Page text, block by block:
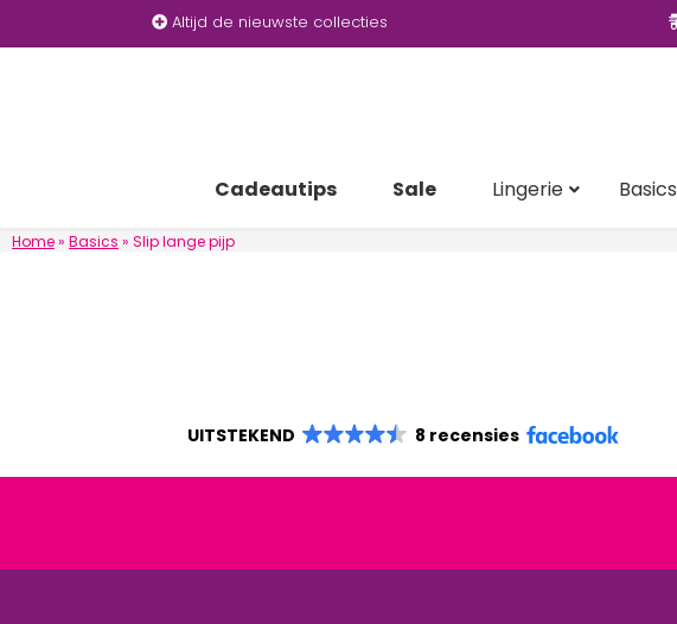
Altijd de nieuwste collecties
Cadeautips Sale Lingerie Basics
Home» Basics » Slip lange pijp
UITSTEKEND 8 recensies